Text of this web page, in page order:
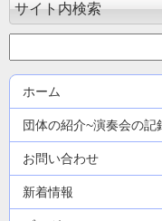
サイト内検索
ホーム
団体の紹介~演奏会の記
お問い合わせ
新着情報